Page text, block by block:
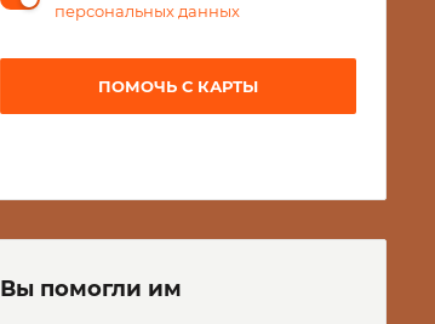
персональных данных
ПОМОЧЬ С КАРТЫ
Вы помогли им